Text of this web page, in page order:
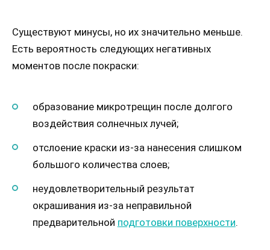
Существуют минусы, но их значительно меньше.
Есть вероятность следующих негативных
моментов после покраски:
образование микротрещин после долгого
воздействия солнечных лучей;
отслоение краски из-за нанесения слишком
большого количества слоев;
неудовлетворительный результат
окрашивания из-за неправильной
предварительной подготовки поверхности.